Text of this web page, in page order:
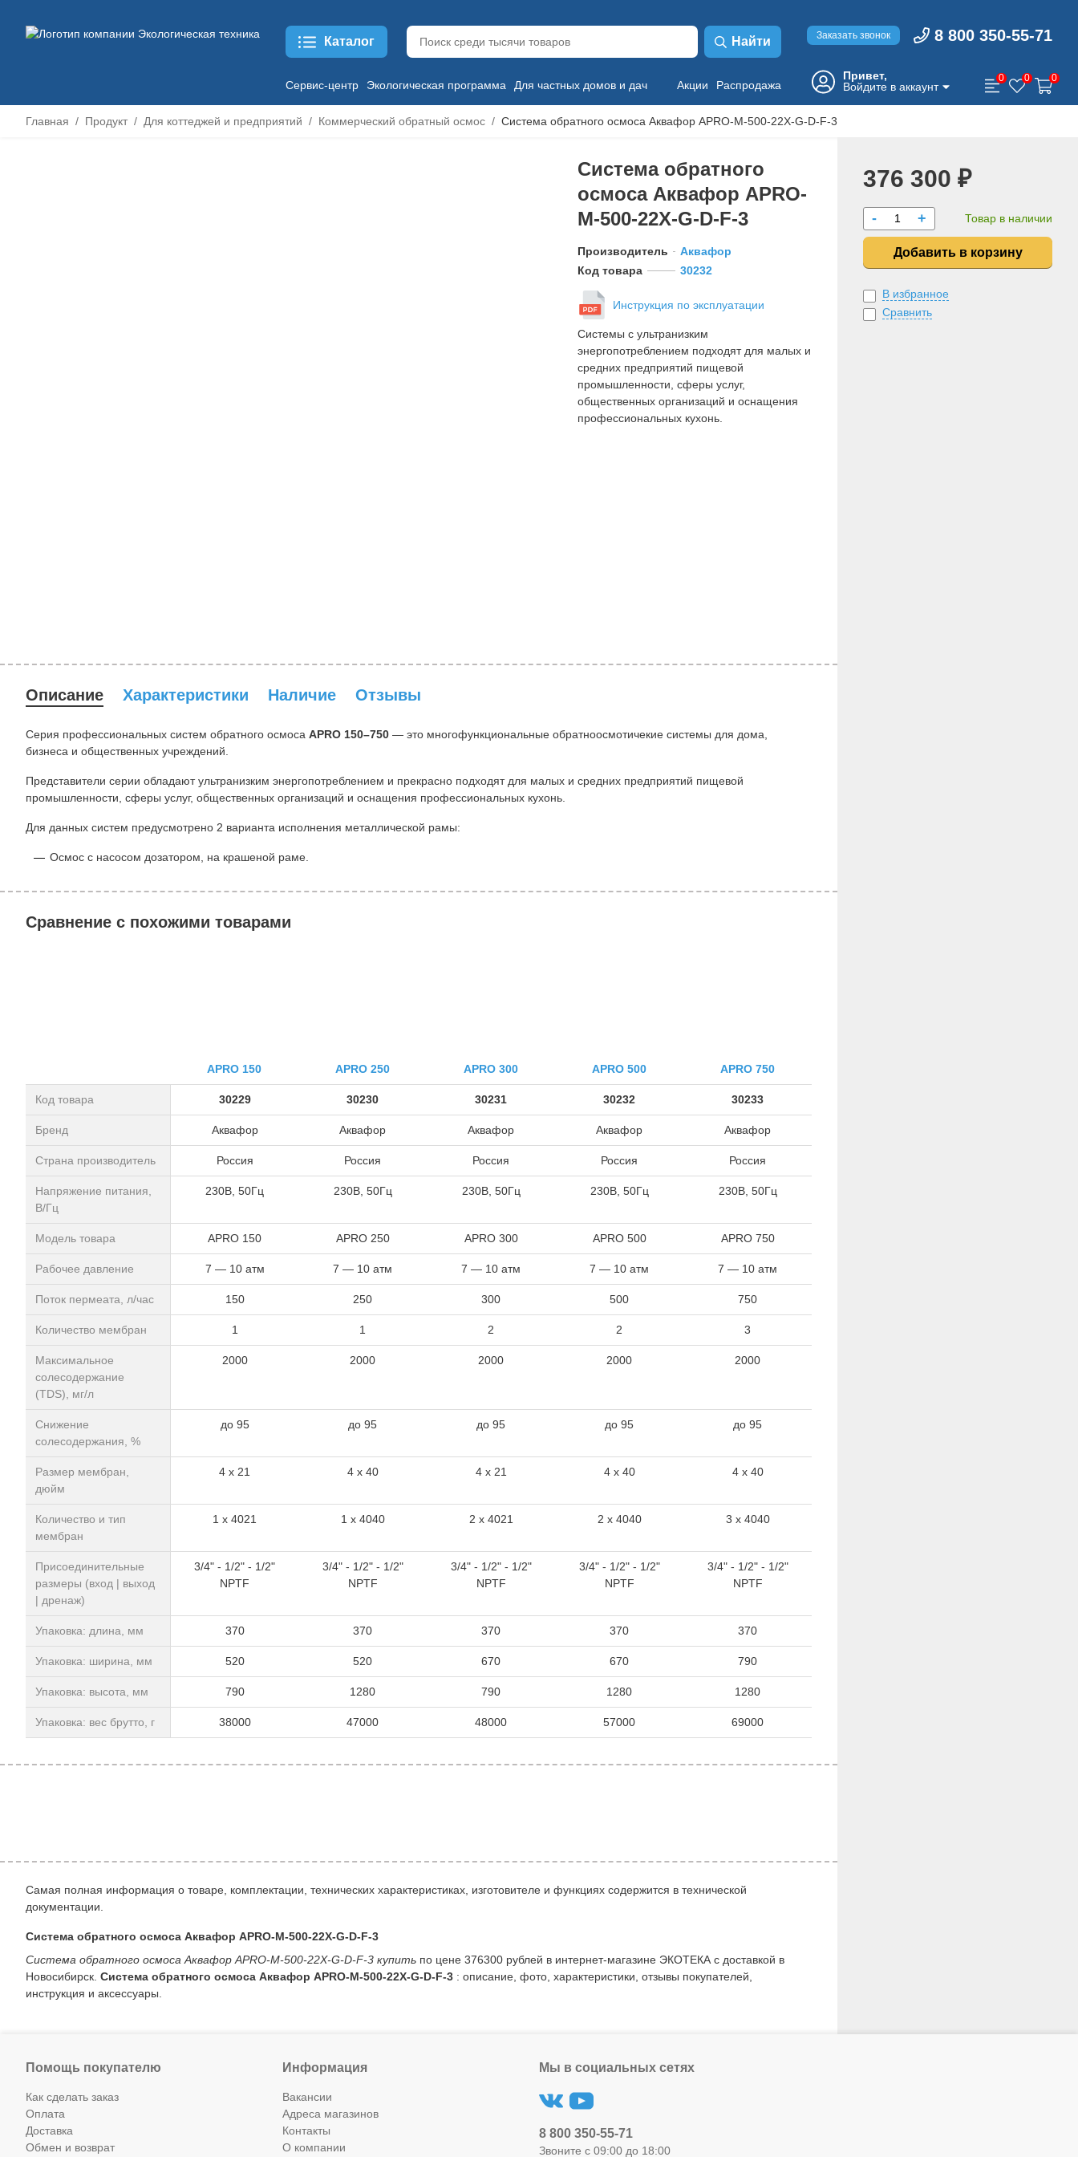
Каталог Найти
Сервис-центр Экологическая программа Для частных домов и дач Акции Распродажа
Заказать звонок 8 800 350-55-71
Привет,
Войдите в аккаунт
0 0 0
Главная Продукт Для коттеджей и предприятий Коммерческий обратный осмос Система обратного осмоса Аквафор APRO-M-500-22X-G-D-F-3
Система обратного
осмоса Аквафор APRO-
M-500-22X-G-D-F-3
Производитель
Аквафор
Код товара
30232
Инструкция по эксплуатации
Системы с ультранизким
энергопотреблением подходят для малых и
средних предприятий пищевой
промышленности, сферы услуг,
общественных организаций и оснащения
профессиональных кухонь.
Описание Характеристики Наличие Отзывы
Серия профессиональных систем обратного осмоса APRO 150–750 — это многофункциональные обратноосмотичекие системы для дома,
бизнеса и общественных учреждений.
Представители серии обладают ультранизким энергопотреблением и прекрасно подходят для малых и средних предприятий пищевой
промышленности, сферы услуг, общественных организаций и оснащения профессиональных кухонь.
Для данных систем предусмотрено 2 варианта исполнения металлической рамы:
Осмос с насосом дозатором, на крашеной раме.
Сравнение с похожими товарами
APRO 150 APRO 250 APRO 300 APRO 500 APRO 750
Код товара 30229 30230 30231 30232 30233
Бренд Аквафор Аквафор Аквафор Аквафор Аквафор
Страна производитель Россия Россия Россия Россия Россия
Напряжение питания,
В/Гц
230В, 50Гц 230В, 50Гц 230В, 50Гц 230В, 50Гц 230В, 50Гц
Модель товара APRO 150 APRO 250 APRO 300 APRO 500 APRO 750
Рабочее давление 7 — 10 атм 7 — 10 атм 7 — 10 атм 7 — 10 атм 7 — 10 атм
Поток пермеата, л/час 150 250 300 500 750
Количество мембран 1 1 2 2 3
Максимальное
солесодержание
(TDS), мг/л
2000 2000 2000 2000 2000
Снижение
солесодержания, %
до 95 до 95 до 95 до 95 до 95
Размер мембран,
дюйм
4 x 21 4 x 40 4 x 21 4 x 40 4 x 40
Количество и тип
мембран
1 х 4021 1 x 4040 2 x 4021 2 x 4040 3 x 4040
Присоединительные
размеры (вход | выход
| дренаж)
3/4" - 1/2" - 1/2"
NPTF
3/4" - 1/2" - 1/2"
NPTF
3/4" - 1/2" - 1/2"
NPTF
3/4" - 1/2" - 1/2"
NPTF
3/4" - 1/2" - 1/2"
NPTF
Упаковка: длина, мм 370 370 370 370 370
Упаковка: ширина, мм 520 520 670 670 790
Упаковка: высота, мм 790 1280 790 1280 1280
Упаковка: вес брутто, г 38000 47000 48000 57000 69000
Самая полная информация о товаре, комплектации, технических характеристиках, изготовителе и функциях содержится в технической
документации.
Система обратного осмоса Аквафор APRO-M-500-22X-G-D-F-3
Система обратного осмоса Аквафор APRO-M-500-22X-G-D-F-3 купить по цене 376300 рублей в интернет-магазине ЭКОТЕКА с доставкой в
Новосибирск. Система обратного осмоса Аквафор APRO-M-500-22X-G-D-F-3 : описание, фото, характеристики, отзывы покупателей,
инструкция и аксессуары.
376 300 ₽
- + Товар в наличии
Добавить в корзину
В избранное
Сравнить
Помощь покупателю
Как сделать заказ
Оплата
Доставка
Обмен и возврат
Информация
Вакансии
Адреса магазинов
Контакты
О компании
Мы в социальных сетях
8 800 350-55-71
Звоните с 09:00 до 18:00